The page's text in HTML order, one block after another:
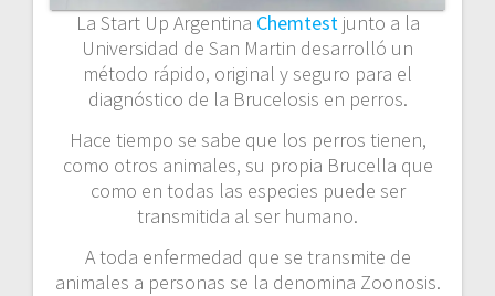
La Start Up Argentina Chemtestjunto a la
Universidad de San Martin desarrolló un
método rápido, original y seguro para el
diagnóstico de la Brucelosis en perros.
Hace tiempo se sabe que los perros tienen,
como otros animales, su propia Brucella que
como en todas las especies puede ser
transmitida al ser humano.
A toda enfermedad que se transmite de
animales a personas se la denomina Zoonosis.